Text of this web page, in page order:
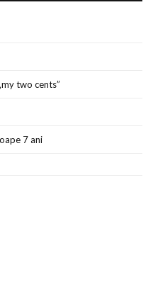
two cents”
7 ani